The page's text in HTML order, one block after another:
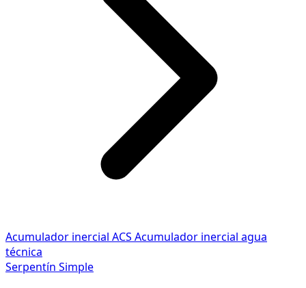
Acumulador inercial ACS Acumulador inercial agua
técnica
Serpentín Simple